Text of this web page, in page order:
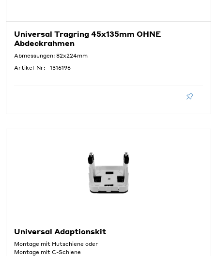
Universal Tragring 45x135mm OHNE
Abdeckrahmen
Abmessungen: 82x224mm
Artikel-Nr:
1316196
Universal Adaptionskit
Montage mit Hutschiene oder
Montage mit C-Schiene